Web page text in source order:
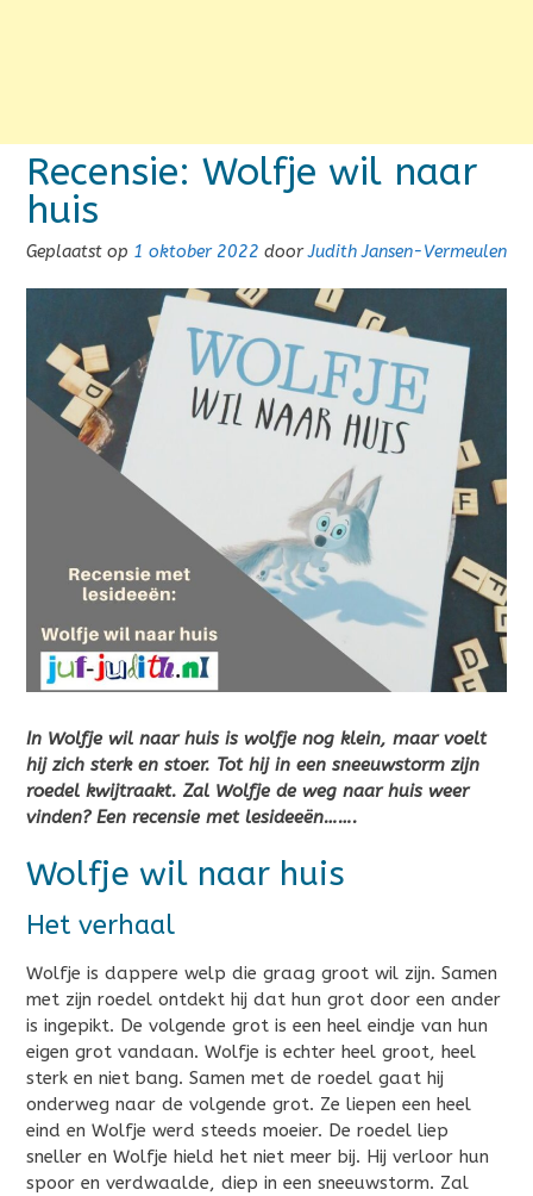
Recensie: Wolfje wil naar
huis
Geplaatst op 1 oktober 2022 doorJudith Jansen-Vermeulen
In Wolfje wil naar huis is wolfje nog klein, maar voelt
hij zich sterk en stoer. Tot hij in een sneeuwstorm zijn
roedel kwijtraakt. Zal Wolfje de weg naar huis weer
vinden? Een recensie met lesideeën…….
Wolfje wil naar huis
Het verhaal
Wolfje is dappere welp die graag groot wil zijn. Samen
met zijn roedel ontdekt hij dat hun grot door een ander
is ingepikt. De volgende grot is een heel eindje van hun
eigen grot vandaan. Wolfje is echter heel groot, heel
sterk en niet bang. Samen met de roedel gaat hij
onderweg naar de volgende grot. Ze liepen een heel
eind en Wolfje werd steeds moeier. De roedel liep
sneller en Wolfje hield het niet meer bij. Hij verloor hun
spoor en verdwaalde, diep in een sneeuwstorm. Zal